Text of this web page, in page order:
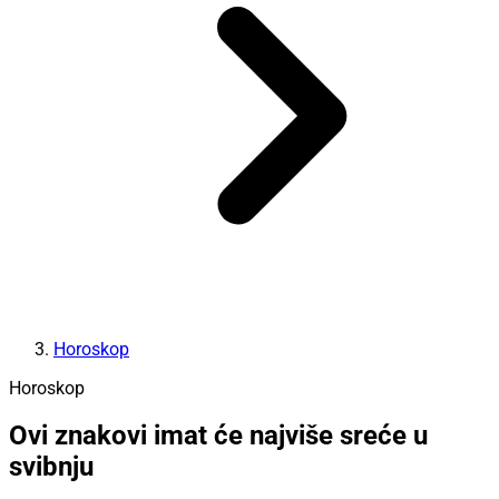
Horoskop
Horoskop
Ovi znakovi imat će najviše sreće u
svibnju